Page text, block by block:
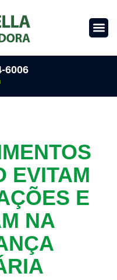
6006
EVITAM
E
NA